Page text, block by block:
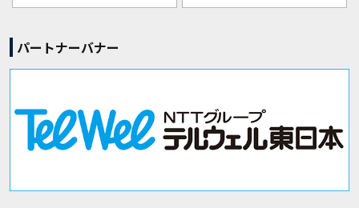
パートナーバナー